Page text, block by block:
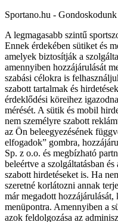
Sportano.hu -
A legmagasabb szintű
Ennek érdekében sütiket és
amelyek biztosítják a
amennyiben hozzájárulását
szabási célokra is
szabott tartalmak és
érdeklődési köreihez
mérését. A sütik és mobil
nem személyre szabott
az Ön beleegyezésének
elfogadok” gombra,
Sp. z o.o. és megbízható
beleértve a szolgáltatásban
szabott hirdetéseket is. Ha
szeretné korlátozni annak
már megadott
menüpontra. Amennyiben a
azok feldolgozása az